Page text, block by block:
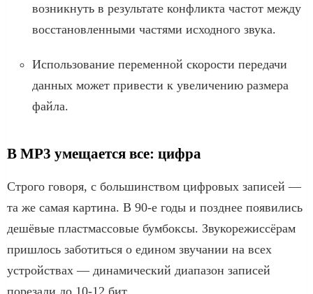
возникнуть в результате конфликта частот между
восстановленными частями исходного звука.
Использование переменной скорости передачи
данных может привести к увеличению размера
файла.
В MP3 умещается все: цифра
Строго говоря, с большинством цифровых записей —
та же самая картина. В 90-е годы и позднее появились
дешёвые пластмассовые бумбоксы. Звукорежиссёрам
пришлось заботиться о едином звучании на всех
устройствах — динамический диапазон записей
порезали до 10-12 бит.